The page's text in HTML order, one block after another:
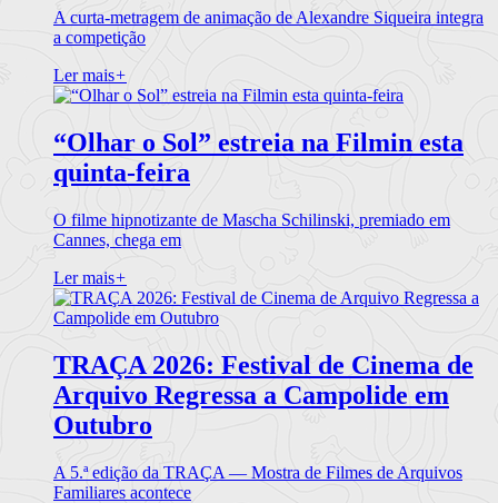
A curta-metragem de animação de Alexandre Siqueira integra
a competição
Ler mais+
“Olhar o Sol” estreia na Filmin esta
quinta-feira
O filme hipnotizante de Mascha Schilinski, premiado em
Cannes, chega em
Ler mais+
TRAÇA 2026: Festival de Cinema de
Arquivo Regressa a Campolide em
Outubro
A 5.ª edição da TRAÇA — Mostra de Filmes de Arquivos
Familiares acontece